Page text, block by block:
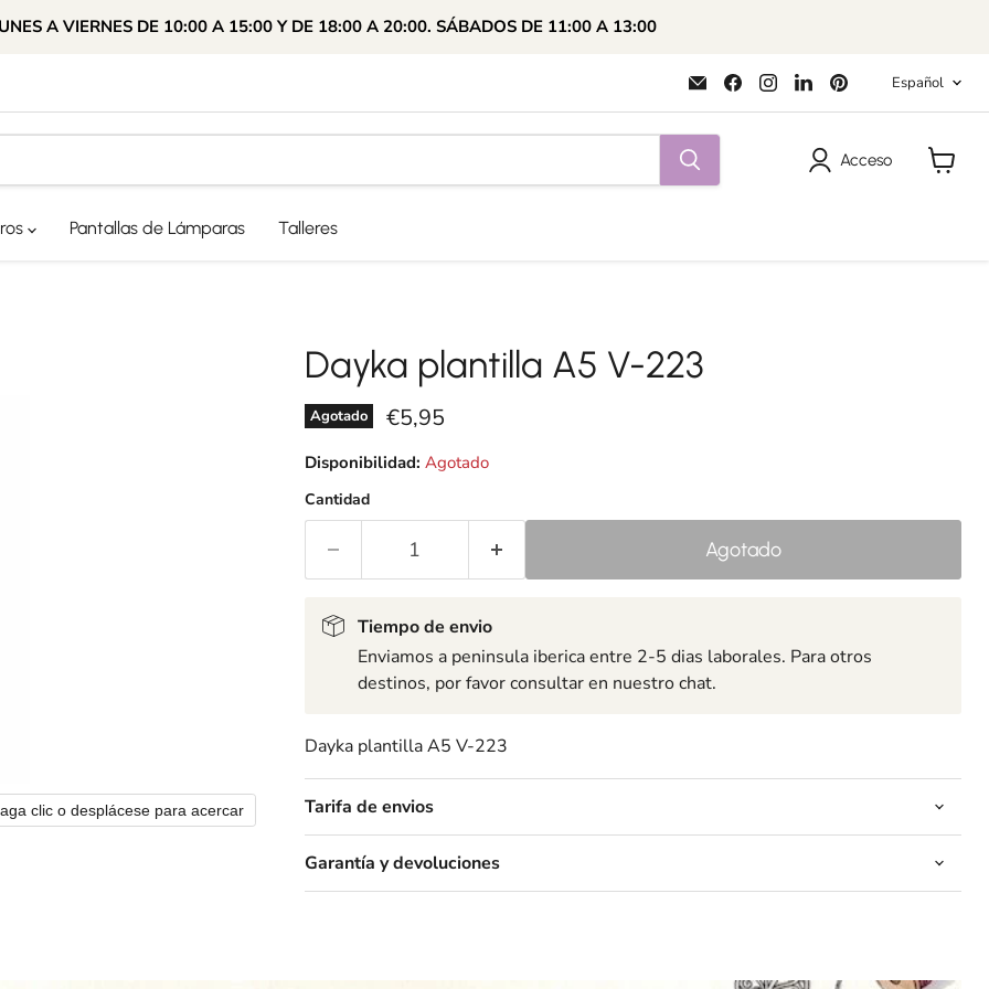
A VIERNES DE 10:00 A 15:00 Y DE 18:00 A 20:00. SÁBADOS DE 11:00 A 13:00
Encuéntrenos
en
Correo
electrónico
Encuéntrenos
en
Facebook
Encuéntrenos
en
Instagram
Encuéntrenos
en
LinkedIn
Encuéntrenos
Pinterest
Idioma
Español
Acceso
Pantallas de Lámparas Talleres
clic o desplácese para acercar
Dayka plantilla A5 V-223
Agotado Precio actual
€5,95
Disponibilidad: Agotado
Cantidad
Agotado
Tiempo de envio
Enviamos a peninsula iberica entre 2-5 dias laborales. Para otros
destinos, por favor consultar en nuestro chat.
Dayka plantilla A5 V-223
Tarifa de envios
Garantía y devoluciones